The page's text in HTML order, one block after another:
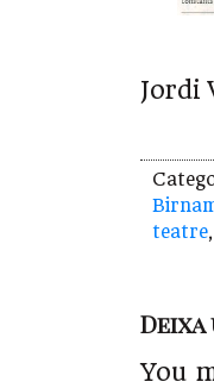
Jordi
teatre,
You